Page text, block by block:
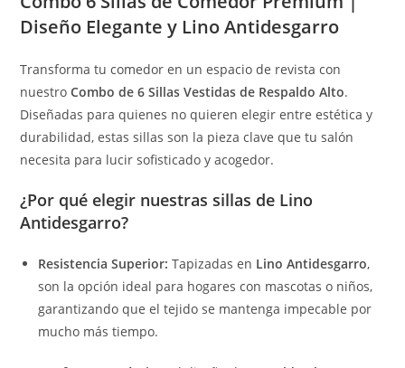
Diseño Elegante y Lino Antidesgarro
Transforma tu comedor en un espacio de revista con
nuestroCombo de 6 Sillas Vestidas de Respaldo Alto.
Diseñadas para quienes no quieren elegir entre estética y
durabilidad, estas sillas son la pieza clave que tu salón
necesita para lucir sofisticado y acogedor.
¿Por qué elegir nuestras sillas de Lino
Antidesgarro?
Resistencia Superior: Tapizadas en Lino Antidesgarro,
son la opción ideal para hogares con mascotas o niños,
garantizando que el tejido se mantenga impecable por
mucho más tiempo.